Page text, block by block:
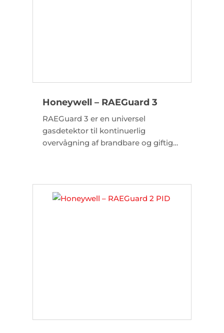
Honeywell – RAEGuard 3
RAEGuard 3 er en universel
gasdetektor til kontinuerlig
overvågning af brandbare og giftige
anlæg.